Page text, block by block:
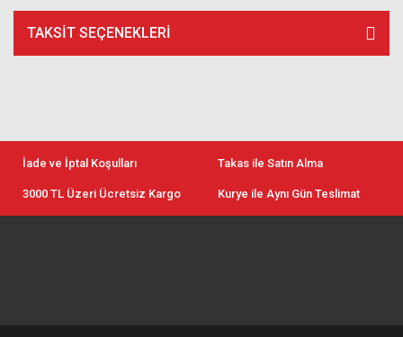
TAKSIT SEÇENEKLERI
İade ve İptal Koşulları Takas ile Satın Alma
3000 TL Üzeri Ücretsiz Kargo Kurye ile Aynı Gün Teslimat